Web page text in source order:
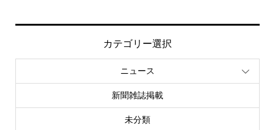
カテゴリー選択
ニュース
新聞雑誌掲載
未分類